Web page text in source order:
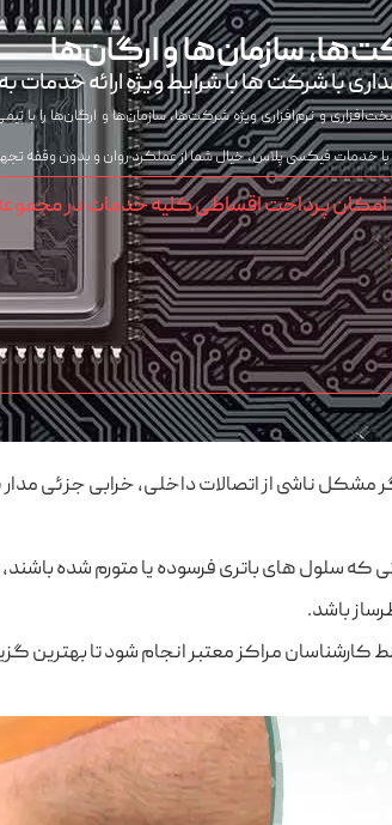
سازمان‌ها و ارگان‌ها
با شرکت ها با شرایط ویژه ارائه
و نرم‌افزاری ویژه شرکت‌ها، سازمان‌ها و ارگان‌ها را با
فیکسی پلاس، خیال شما از عملکرد روان و بدون وقفه
امکان پرداخت اقساطی کلیه خدمات در
ناشی از اتصالات داخلی، خرابی جزئی مدار
سلول ‌های باتری فرسوده یا متورم شده باشند،
باشد.
کارشناسان مراکز معتبر انجام شود تا بهترین